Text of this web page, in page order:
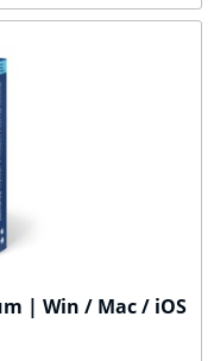
| Win / Mac / iOS